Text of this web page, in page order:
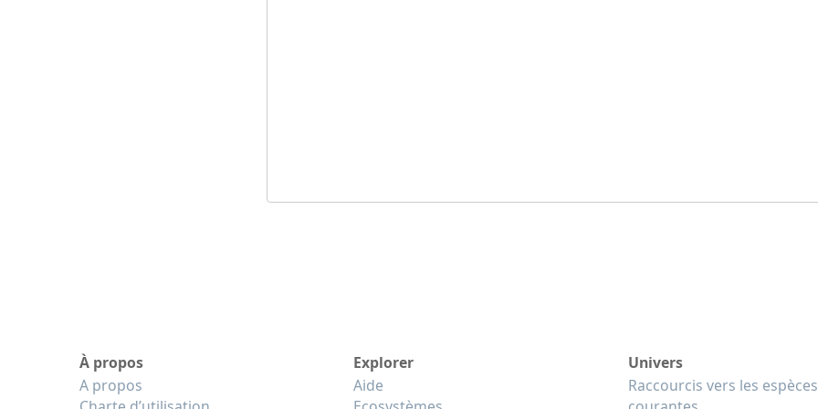
À propos
A propos
Explorer
Aide
Univers
Raccourcis vers les espèces